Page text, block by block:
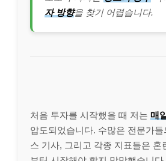
자 방향을 찾기 어렵습니다.
처음 투자를 시작했을 때 저는 매
압도되었습니다. 수많은 전문가
스 기사, 그리고 각종 지표들은 혼